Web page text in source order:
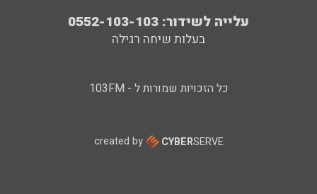
עלייה לשידור: 0552-103-103
בעלות שיחה רגילה
כל הזכויות שמורות ל - 103FM
created by CYBERSERVE